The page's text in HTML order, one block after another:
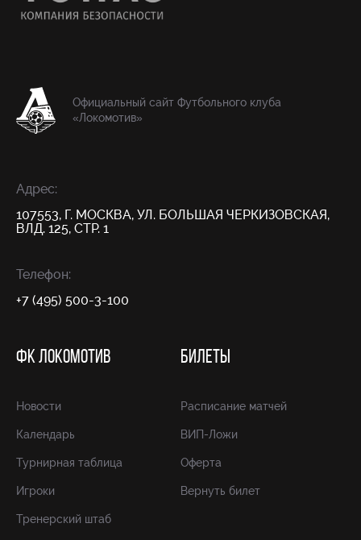
Официальный сайт Футбольного клуба
«Локомотив»
Адрес:
107553, Г. МОСКВА, УЛ. БОЛЬШАЯ ЧЕРКИЗОВСКАЯ,
ВЛД. 125, СТР. 1
Телефон:
+7 (495) 500-3-100
ФК ЛОКОМОТИВ
Новости
Календарь
Турнирная таблица
Игроки
Тренерский штаб
БИЛЕТЫ
Расписание матчей
ВИП-Ложи
Оферта
Вернуть билет